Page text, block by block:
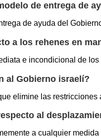
de entrega de
de ayuda del
a los rehenes en
e incondicional de
al Gobierno israelí?
elimine las
al
a cualquier